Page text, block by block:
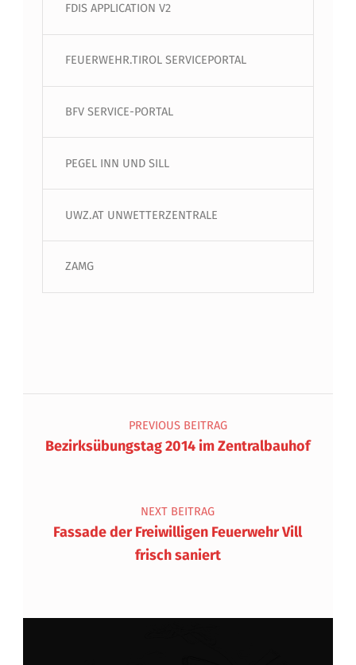
FDIS APPLICATION V2
FEUERWEHR.TIROL SERVICEPORTAL
BFV SERVICE-PORTAL
PEGEL INN UND SILL
UWZ.AT UNWETTERZENTRALE
ZAMG
Beitragsnavigation
PREVIOUS BEITRAG
Bezirksübungstag 2014 im Zentralbauhof
NEXT BEITRAG
Fassade der Freiwilligen Feuerwehr Vill
frisch saniert